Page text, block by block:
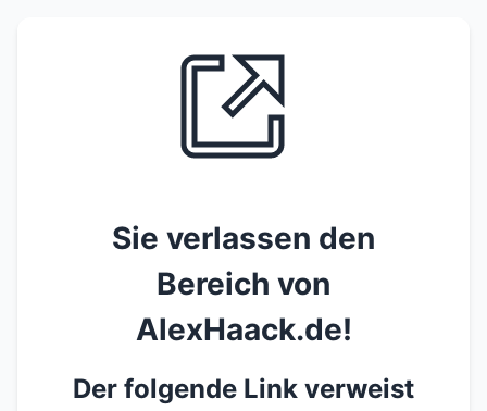
Sie verlassen den
Bereich von
AlexHaack.de!
Der folgende Link verweist